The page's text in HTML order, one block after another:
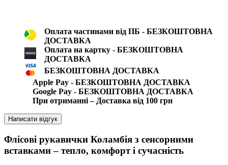
Оплата частинами від ПБ - БЕЗКОШТОВНА
ДОСТАВКА
Оплата на картку - БЕЗКОШТОВНА
ДОСТАВКА
БЕЗКОШТОВНА ДОСТАВКА
Apple Pay - БЕЗКОШТОВНА ДОСТАВКА
Google Pay - БЕЗКОШТОВНА ДОСТАВКА
При отриманні – Доставка від 100 грн
Написати відгук
Флісові рукавички Коламбія з сенсорними
вставками – тепло, комфорт і сучасність